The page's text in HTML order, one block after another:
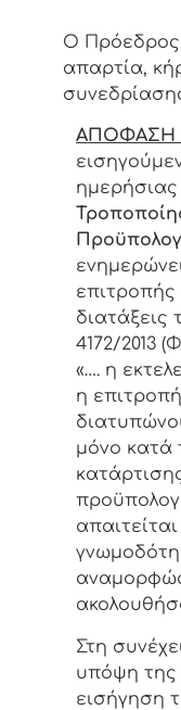
Ο
απαρτία,
ΑΠΟΦΑΣΗ
ημερήσιας
διατάξεις
4172/2013
«…. η
η
μόνο κατά
Στη
υπόψη της
εισήγηση